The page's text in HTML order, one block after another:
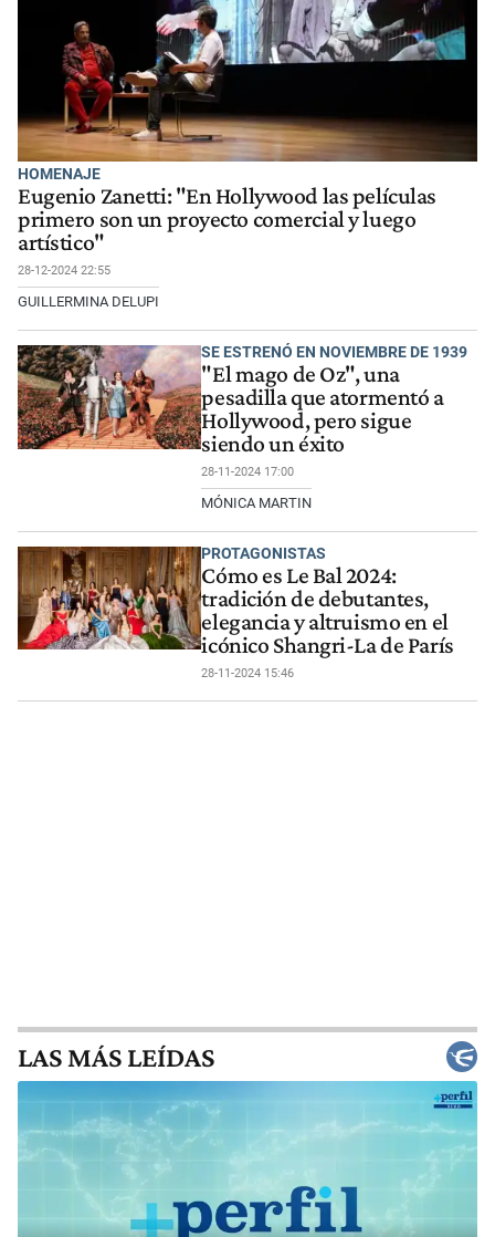
HOMENAJE
Eugenio Zanetti: "En Hollywood las películas
primero son un proyecto comercial y luego
artístico"
28-12-2024 22:55
GUILLERMINA DELUPI
SE ESTRENÓ EN NOVIEMBRE DE 1939
"El mago de Oz", una
pesadilla que atormentó a
Hollywood, pero sigue
siendo un éxito
28-11-2024 17:00
MÓNICA MARTIN
PROTAGONISTAS
Cómo es Le Bal 2024:
tradición de debutantes,
elegancia y altruismo en el
icónico Shangri-La de París
28-11-2024 15:46
LAS MÁS LEÍDAS